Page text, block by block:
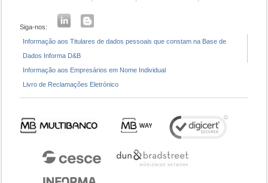
Siga-nos:
Informação aos Titulares de dados pessoais que constam na Base de
Dados Informa D&B
Informação aos Empresários em Nome Individual
Livro de Reclamações Eletrónico